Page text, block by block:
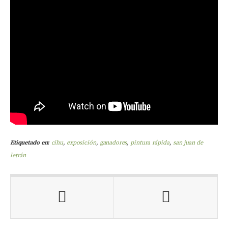
Etiquetado en: cihu, exposición, ganadores, pintura rápida, san juan de
letrán